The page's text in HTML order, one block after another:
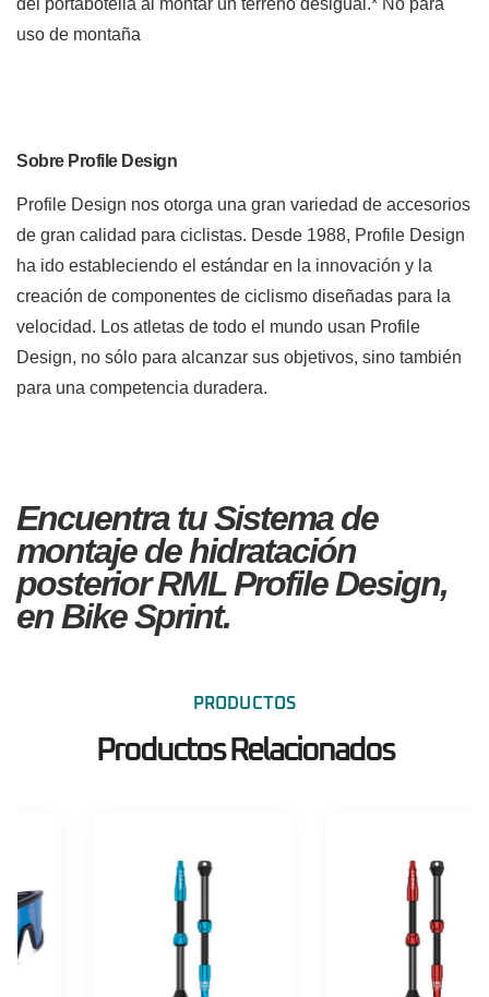
uso de montaña
Sobre Profile Design
Profile Design nos otorga una gran variedad de accesorios
de gran calidad para ciclistas. Desde 1988, Profile Design
ha ido estableciendo el estándar en la innovación y la
creación de componentes de ciclismo diseñadas para la
velocidad. Los atletas de todo el mundo usan Profile
Design, no sólo para alcanzar sus objetivos, sino también
para una competencia duradera.
Encuentra tu Sistema de
montaje de hidratación
posterior RML Profile Design,
en Bike Sprint.
PRODUCTOS
Productos Relacionados